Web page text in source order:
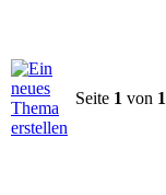
Seite 1 von 1